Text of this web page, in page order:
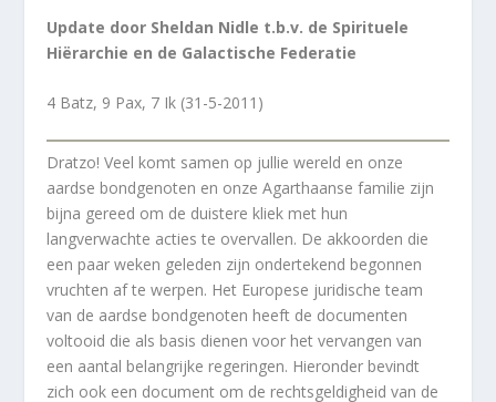
Update door Sheldan Nidle t.b.v. de Spirituele
Hiërarchie en de Galactische Federatie
4 Batz, 9 Pax, 7 Ik (31-5-2011)
Dratzo! Veel komt samen op jullie wereld en onze
aardse bondgenoten en onze Agarthaanse familie zijn
bijna gereed om de duistere kliek met hun
langverwachte acties te overvallen. De akkoorden die
een paar weken geleden zijn ondertekend begonnen
vruchten af te werpen. Het Europese juridische team
van de aardse bondgenoten heeft de documenten
voltooid die als basis dienen voor het vervangen van
een aantal belangrijke regeringen. Hieronder bevindt
zich ook een document om de rechtsgeldigheid van de